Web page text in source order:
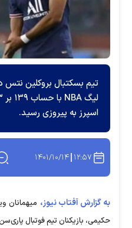
تیم بسکتبال بروکلین نتس
اسپرز به پیروزی رسید.
۱۲:۵۷ ۱۴۰۱/۱۰/۱۴
به گزارش آفتاب نیوز، میهمانان
حکیمی، بازیکنان تیم فوتبال